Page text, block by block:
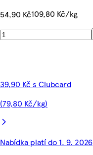
54,90 Kč109,80 Kč/kg
39,90 Kč s Clubcard
(79,80 Kč/kg)
Nabídka platí do 1. 9. 2026